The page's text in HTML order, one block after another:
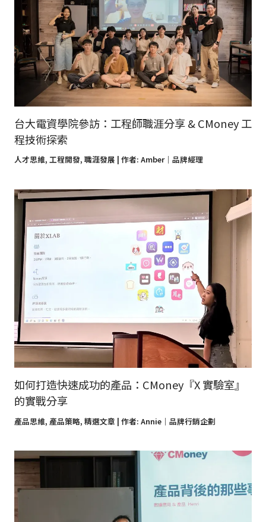
台大電資學院參訪：工程師職涯分享 & CMoney 工
程技術探索
人才思維, 工程開發, 職涯發展 | 作者: Amber｜品牌經理
如何打造快速成功的產品：CMoney『X 實驗室』
的實戰分享
產品思維, 產品策略, 精選文章 | 作者: Annie｜品牌行銷企劃